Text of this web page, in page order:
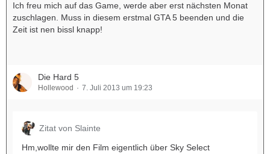
Ich freu mich auf das Game, werde aber erst nächsten Monat
zuschlagen. Muss in diesem erstmal GTA 5 beenden und die
Zeit ist nen bissl knapp!
Die Hard 5
Hollewood 7. Juli 2013 um 19:23
Zitat von Slainte
Hm,wollte mir den Film eigentlich über Sky Select